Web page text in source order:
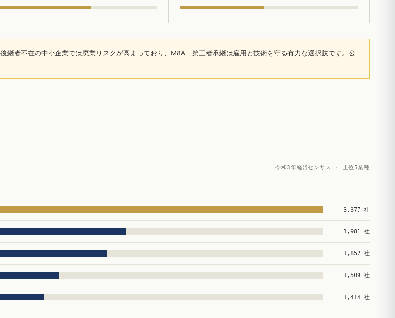
後継者不在の中小企業では廃業リスクが高まっており、M&A・第三者承継は雇用と技術を守る有力な選択肢です。公
令和3年経済センサス · 上位5業種
3,377 社
1,981 社
1,852 社
1,509 社
1,414 社